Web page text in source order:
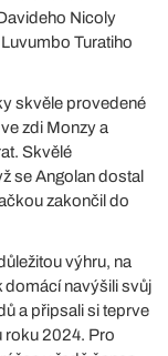
Nicoly
Turatiho
skvěle provedené
zdi Monzy a
Skvělé
se Angolan dostal
zakončil do
výhru, na
domácí navýšili svůj
a připsali si teprve
roku 2024. Pro